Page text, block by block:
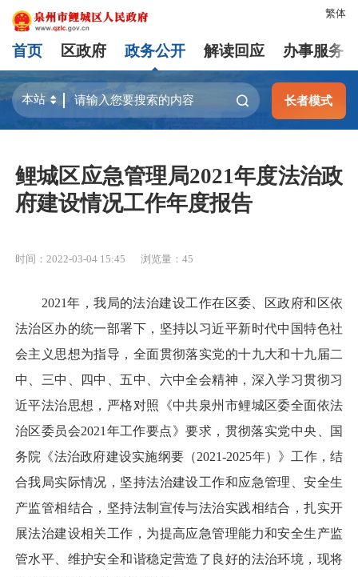
繁体
首页 区政府 政务公开 解读回应 办事服务
长者模式
鲤城区应急管理局2021年度法治政
府建设情况工作年度报告
时间：2022-03-04 15:45 浏览量： 45
2021年，我局的法治建设工作在区委、区政府和区依
法治区办的统一部署下，坚持以习近平新时代中国特色社
会主义思想为指导，全面贯彻落实党的十九大和十九届二
中、三中、四中、五中、六中全会精神，深入学习贯彻习
近平法治思想，严格对照《中共泉州市鲤城区委全面依法
治区委员会2021年工作要点》要求，贯彻落实党中央、国
务院《法治政府建设实施纲要（2021-2025年）》工作，结
合我局实际情况，坚持法治建设工作和应急管理、安全生
产监管相结合，坚持法制宣传与法治实践相结合，扎实开
展法治建设相关工作，为提高应急管理能力和安全生产监
管水平、维护安全和谐稳定营造了良好的法治环境，现将